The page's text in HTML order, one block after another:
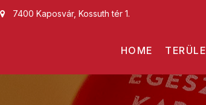
7400 Kaposvár, Kossuth tér 1.
HOME